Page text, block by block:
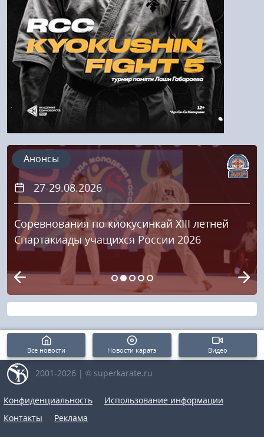
Регистрация
27-29.08.2026
Соревнования по киокусинкай XIII летней
Спартакиады учащихся России 2026
Анонсы
Все новости Новости каратэ Видео
2001-2026 | © superkarate.ru
Конфиденциальность
Использование информации
Контакты
Реклама